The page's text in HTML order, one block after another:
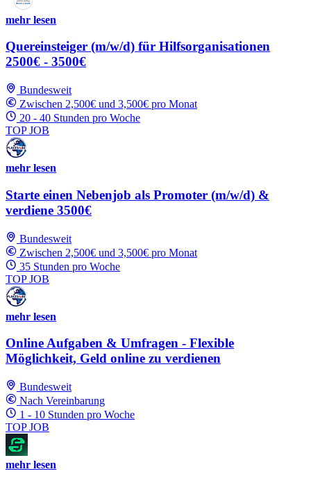
mehr lesen
Quereinsteiger (m/w/d) für Hilfsorganisationen
2500€ - 3500€
Bundesweit
Zwischen 2,500€ und 3,500€ pro Monat
20 - 40 Stunden pro Woche
TOP JOB
mehr lesen
Starte einen Nebenjob als Promoter (m/w/d) &
verdiene 3500€
Bundesweit
Zwischen 2,500€ und 3,500€ pro Monat
35 Stunden pro Woche
TOP JOB
mehr lesen
Online Aufgaben & Umfragen - Flexible
Möglichkeit, Geld online zu verdienen
Bundesweit
Nach Vereinbarung
1 - 10 Stunden pro Woche
TOP JOB
mehr lesen